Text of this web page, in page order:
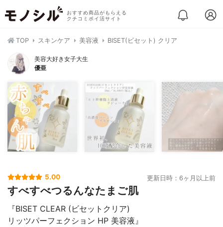
おすすめ商品がもらえる
クチコミポイ活サイト
TOP スキンケア 美容液 BISET(ビセット) クリア
美容大好き女子大生
優亜
5.00 更新日時：6ヶ月以上前
すべすべつるんなたまご肌
『BISET CLEAR (ビセットクリア)
リッツパーフェクション HP 美容液』